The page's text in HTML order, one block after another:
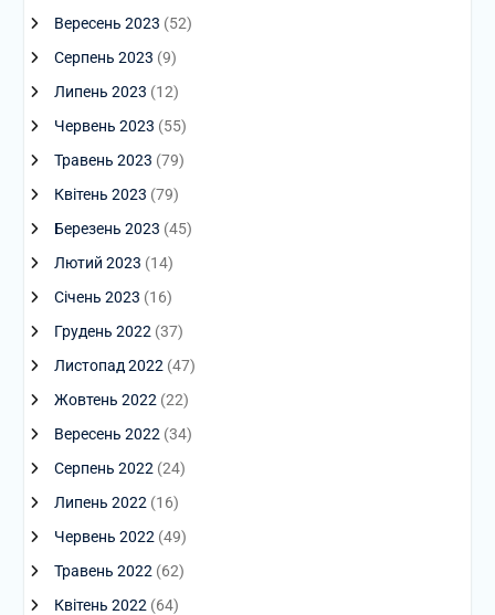
Вересень 2023 (52)
Серпень 2023 (9)
Липень 2023 (12)
Червень 2023 (55)
Травень 2023 (79)
Квітень 2023 (79)
Березень 2023 (45)
Лютий 2023 (14)
Січень 2023 (16)
Грудень 2022 (37)
Листопад 2022 (47)
Жовтень 2022 (22)
Вересень 2022 (34)
Серпень 2022 (24)
Липень 2022 (16)
Червень 2022 (49)
Травень 2022 (62)
Квітень 2022 (64)